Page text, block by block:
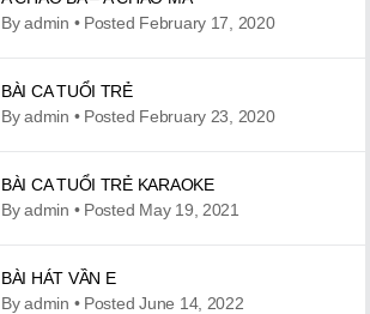
By admin • Posted February 17, 2020
BÀI CA TUỔI TRẺ
By admin • Posted February 23, 2020
BÀI CA TUỔI TRẺ KARAOKE
By admin • Posted May 19, 2021
BÀI HÁT VẦN E
By admin • Posted June 14, 2022